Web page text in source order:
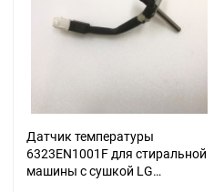
Датчик температуры
6323EN1001F для стиральной
машины с сушкой LG